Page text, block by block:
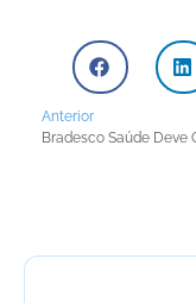
Anterior